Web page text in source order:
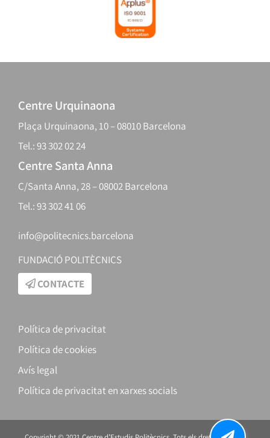
Centre Urquinaona
Plaça Urquinaona, 10 – 08010 Barcelona
Tel.: 93 302 02 24
Centre Santa Anna
C/Santa Anna, 28 – 08002 Barcelona
Tel.: 93 302 41 06
info@politecnics.barcelona
FUNDACIÓ POLITÈCNICS
CONTACTE
Política de privacitat
Política de cookies
Avís legal
Política de privacitat en xarxes socials